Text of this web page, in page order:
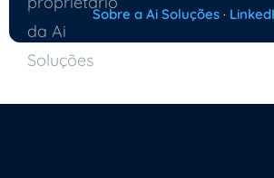
Sobre a Ai Soluções ·